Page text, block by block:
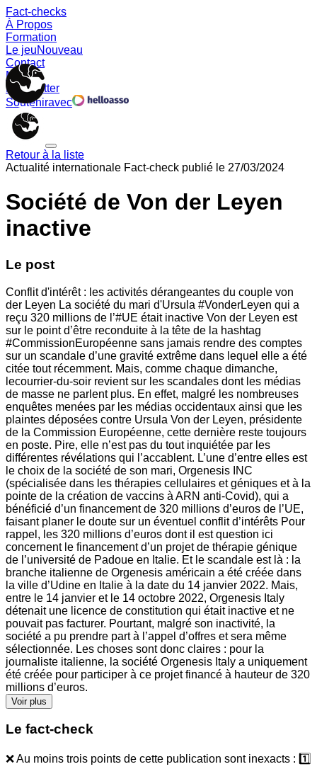
Fact-checks
À Propos
Formation
Le jeuNouveau
Contact
Memes
Newsletter
Souteniravec
Retour à la liste
Actualité internationale Fact-check publié le 27/03/2024
Société de Von der Leyen
inactive
Le post
Conflit d'intérêt : les activités dérangeantes du couple von
der Leyen La société du mari d'Ursula #VonderLeyen qui a
reçu 320 millions de l’#UE était inactive Von der Leyen est
sur le point d’être reconduite à la tête de la hashtag
#CommissionEuropéenne sans jamais rendre des comptes
sur un scandale d’une gravité extrême dans lequel elle a été
citée tout récemment. Mais, comme chaque dimanche,
lecourrier-du-soir revient sur les scandales dont les médias
de masse ne parlent plus. En effet, malgré les nombreuses
enquêtes menées par les médias occidentaux ainsi que les
plaintes déposées contre Ursula Von der Leyen, présidente
de la Commission Européenne, cette dernière reste toujours
en poste. Pire, elle n’est pas du tout inquiétée par les
différentes révélations qui l’accablent. L’une d’entre elles est
le choix de la société de son mari, Orgenesis INC
(spécialisée dans les thérapies cellulaires et géniques et à la
pointe de la création de vaccins à ARN anti-Covid), qui a
bénéficié d’un financement de 320 millions d’euros de l’UE,
faisant planer le doute sur un éventuel conflit d’intérêts Pour
rappel, les 320 millions d’euros dont il est question ici
concernent le financement d’un projet de thérapie génique
de l’université de Padoue en Italie. Et le scandale est là : la
branche italienne de Orgenesis américain a été créée dans
la ville d’Udine en Italie à la date du 14 janvier 2022. Mais,
entre le 14 janvier et le 14 octobre 2022, Orgenesis Italy
détenait une licence de constitution qui était inactive et ne
pouvait pas facturer. Pourtant, malgré son inactivité, la
société a pu prendre part à l’appel d’offres et sera même
sélectionnée. Les choses sont donc claires : pour la
journaliste italienne, la société Orgenesis Italy a uniquement
été créée pour participer à ce projet financé à hauteur de 320
millions d’euros.
Voir plus
Le fact-check
❌ Au moins trois points de cette publication sont inexacts : 1️⃣